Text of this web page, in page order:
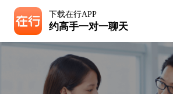
下载在行APP
约高手一对一聊天